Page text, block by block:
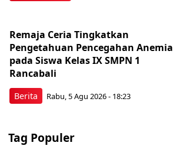
Berita
Remaja Ceria Tingkatkan
Pengetahuan Pencegahan Anemia
pada Siswa Kelas IX SMPN 1
Rancabali
Rabu, 5 Agu 2026 - 18:23
Tag Populer